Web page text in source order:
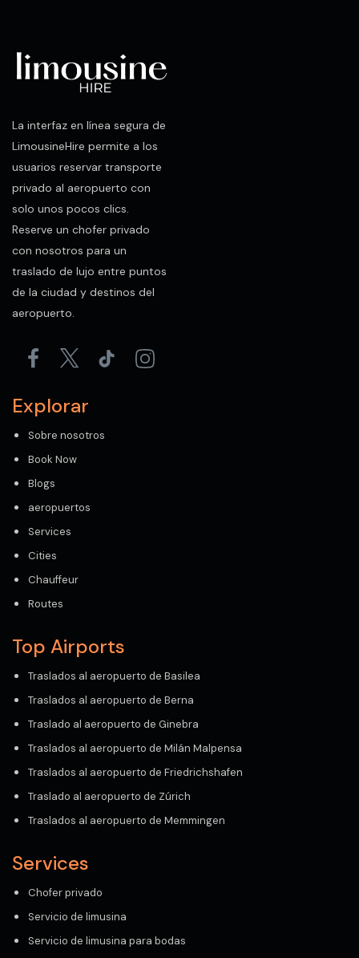
La interfaz en línea segura de
LimousineHire permite a los
usuarios reservar transporte
privado al aeropuerto con
solo unos pocos clics.
Reserve un chofer privado
con nosotros para un
traslado de lujo entre puntos
de la ciudad y destinos del
aeropuerto.
Explorar
Sobre nosotros
Book Now
Blogs
aeropuertos
Services
Cities
Chauffeur
Routes
Top Airports
Traslados al aeropuerto de Basilea
Traslados al aeropuerto de Berna
Traslado al aeropuerto de Ginebra
Traslados al aeropuerto de Milán Malpensa
Traslados al aeropuerto de Friedrichshafen
Traslado al aeropuerto de Zúrich
Traslados al aeropuerto de Memmingen
Services
Chofer privado
Servicio de limusina
Servicio de limusina para bodas